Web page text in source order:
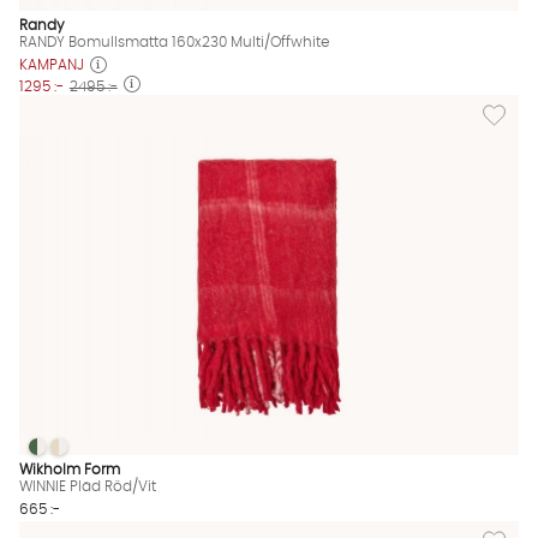
Randy
RANDY Bomullsmatta 160x230 Multi/Offwhite
KAMPANJ
1295 :- 2495 :-
Lägg
WINNIE Pläd Röd/Vit Finns även i dessa färger:
WINNIE Pläd Röd/Vit
WINNIE Pläd Röd/Vit
Wikholm Form
WINNIE Pläd Röd/Vit
665 :-
Lägg